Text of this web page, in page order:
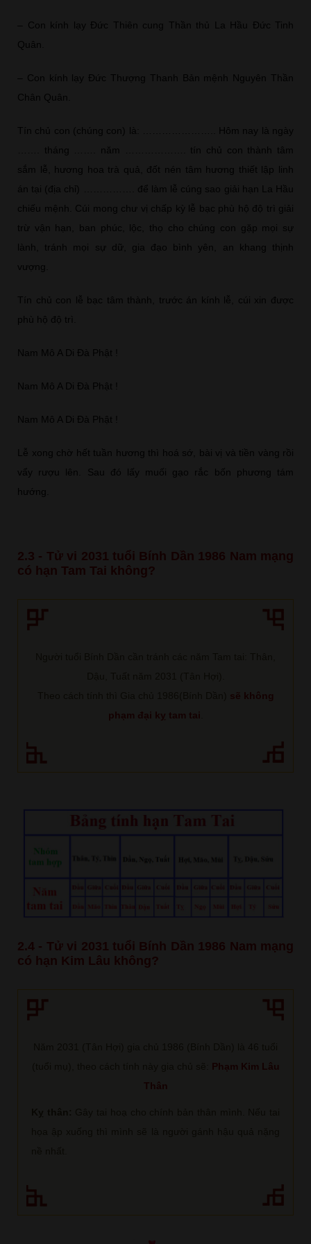
– Con kính lạy Đức Thiên cung Thần thủ La Hầu Đức Tinh
Quân.
– Con kính lạy Đức Thượng Thanh Bản mệnh Nguyên Thần
Chân Quân.
Tín chủ con (chúng con) là: ………………….. Hôm nay là ngày
……. tháng ……. năm ………………. tín chủ con thành tâm
sắm lễ, hương hoa trà quả, đốt nén tâm hương thiết lập linh
án tại (địa chỉ) ……………. để làm lễ cúng sao giải hạn La Hầu
chiếu mệnh. Cúi mong chư vị chấp kỳ lễ bạc phù hộ độ trì giải
trừ vận hạn, ban phúc, lộc, thọ cho chúng con gặp mọi sự
lành, tránh mọi sự dữ, gia đạo bình yên, an khang thịnh
vượng.
Tín chủ con lễ bạc tâm thành, trước án kính lễ, cúi xin được
phù hộ độ trì.
Nam Mô A Di Đà Phật !
Nam Mô A Di Đà Phật !
Nam Mô A Di Đà Phật !
Lễ xong chờ hết tuần hương thì hoá sớ, bài vị và tiền vàng rồi
vẩy rượu lên. Sau đó lấy muối gạo rắc bốn phương tám
hướng.
2.3 - Tử vi 2031 tuổi Bính Dần 1986 Nam mạng
có hạn Tam Tai không?
sẽ không
phạm đại kỵ tam tai
2.4 - Tử vi 2031 tuổi Bính Dần 1986 Nam mạng
có hạn Kim Lâu không?
Phạm Kim Lâu
Thân